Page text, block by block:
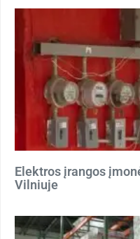
Elektros įrangos
Vilniuje